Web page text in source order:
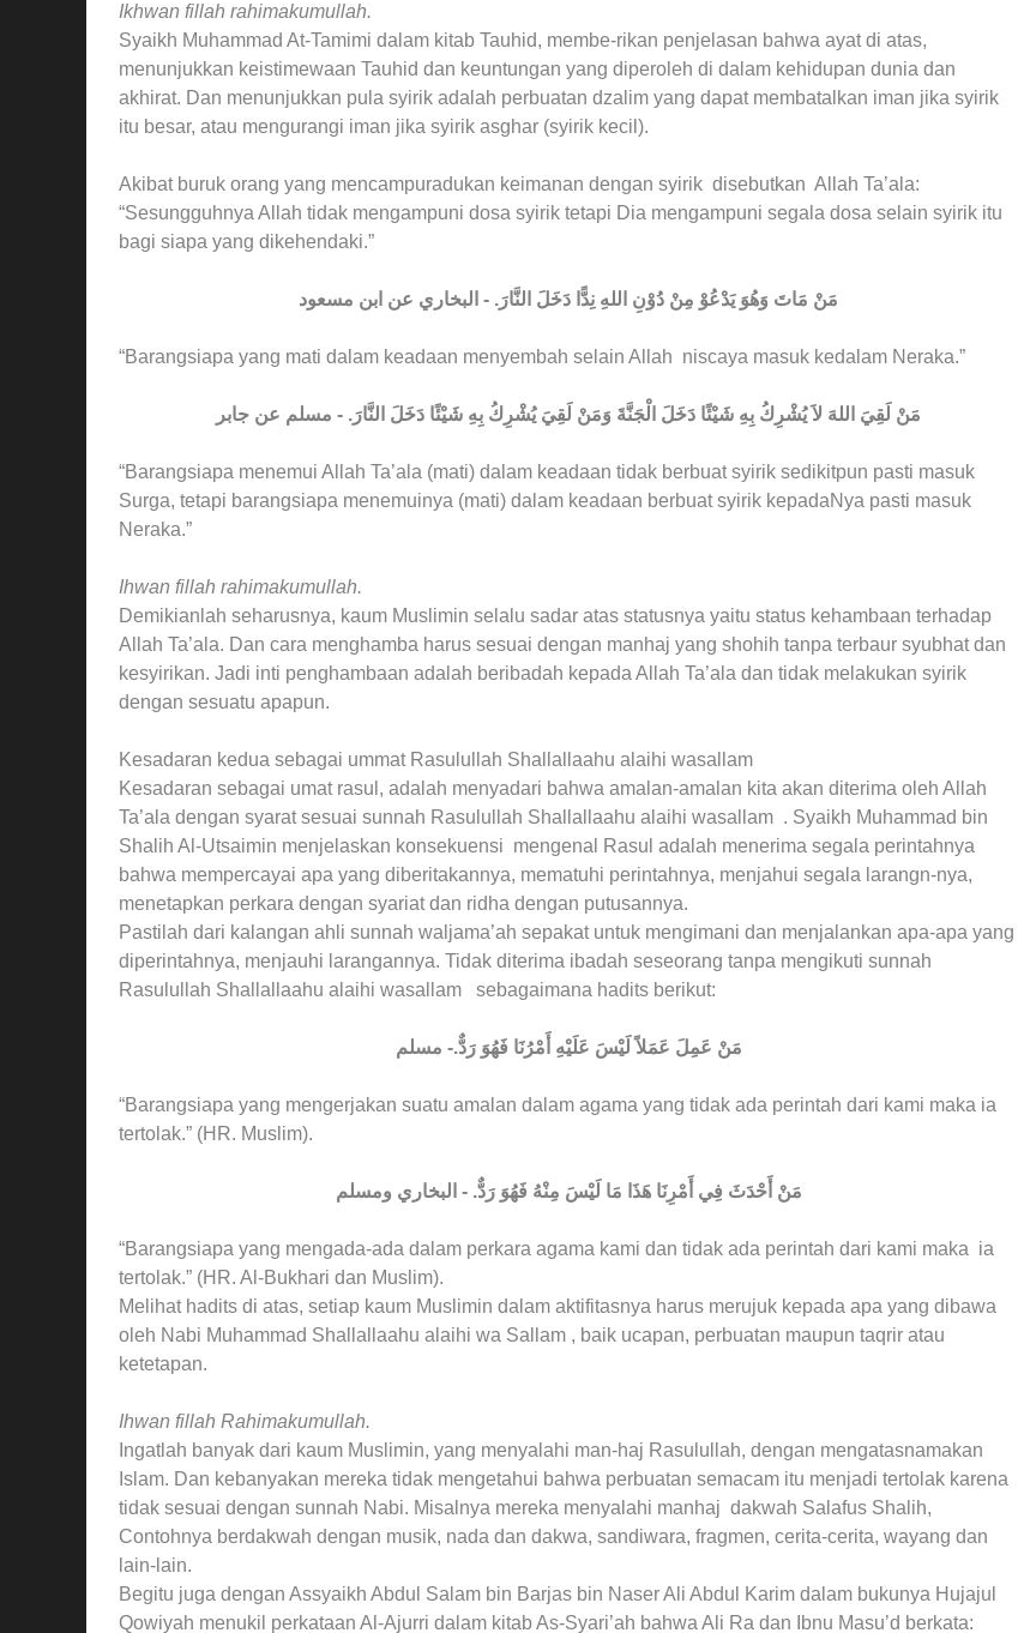
Ikhwan fillah rahimakumullah.
Syaikh Muhammad At-Tamimi dalam kitab Tauhid, membe-rikan penjelasan bahwa ayat di atas,
menunjukkan keistimewaan Tauhid dan keuntungan yang diperoleh di dalam kehidupan dunia dan
akhirat. Dan menunjukkan pula syirik adalah perbuatan dzalim yang dapat membatalkan iman jika syirik
itu besar, atau mengurangi iman jika syirik asghar (syirik kecil).
Akibat buruk orang yang mencampuradukan keimanan dengan syirik disebutkan Allah Ta’ala:
“Sesungguhnya Allah tidak mengampuni dosa syirik tetapi Dia mengampuni segala dosa selain syirik itu
bagi siapa yang dikehendaki.”
مَنْ مَاتَ وَهُوَ يَدْعُوْ مِنْ دُوْنِ اللهِ نِدًّا دَخَلَ النَّارَ. - البخاري عن ابن مسعود
“Barangsiapa yang mati dalam keadaan menyembah selain Allah niscaya masuk kedalam Neraka.”
مَنْ لَقِيَ اللهَ لاَ يُشْرِكُ بِهِ شَيْئًا دَخَلَ الْجَنَّةَ وَمَنْ لَقِيَ يُشْرِكُ بِهِ شَيْئًا دَخَلَ النَّارَ. - مسلم عن جابر
“Barangsiapa menemui Allah Ta’ala (mati) dalam keadaan tidak berbuat syirik sedikitpun pasti masuk
Surga, tetapi barangsiapa menemuinya (mati) dalam keadaan berbuat syirik kepadaNya pasti masuk
Neraka.”
Ihwan fillah rahimakumullah.
Demikianlah seharusnya, kaum Muslimin selalu sadar atas statusnya yaitu status kehambaan terhadap
Allah Ta’ala. Dan cara menghamba harus sesuai dengan manhaj yang shohih tanpa terbaur syubhat dan
kesyirikan. Jadi inti penghambaan adalah beribadah kepada Allah Ta’ala dan tidak melakukan syirik
dengan sesuatu apapun.
Kesadaran kedua sebagai ummat Rasulullah Shallallaahu alaihi wasallam
Kesadaran sebagai umat rasul, adalah menyadari bahwa amalan-amalan kita akan diterima oleh Allah
Ta’ala dengan syarat sesuai sunnah Rasulullah Shallallaahu alaihi wasallam . Syaikh Muhammad bin
Shalih Al-Utsaimin menjelaskan konsekuensi mengenal Rasul adalah menerima segala perintahnya
bahwa mempercayai apa yang diberitakannya, mematuhi perintahnya, menjahui segala larangn-nya,
menetapkan perkara dengan syariat dan ridha dengan putusannya.
Pastilah dari kalangan ahli sunnah waljama’ah sepakat untuk mengimani dan menjalankan apa-apa yang
diperintahnya, menjauhi larangannya. Tidak diterima ibadah seseorang tanpa mengikuti sunnah
Rasulullah Shallallaahu alaihi wasallam sebagaimana hadits berikut:
مَنْ عَمِلَ عَمَلاً لَيْسَ عَلَيْهِ أَمْرُنَا فَهُوَ رَدٌّ.- مسلم
“Barangsiapa yang mengerjakan suatu amalan dalam agama yang tidak ada perintah dari kami maka ia
tertolak.” (HR. Muslim).
مَنْ أَحْدَثَ فِي أَمْرِنَا هَذَا مَا لَيْسَ مِنْهُ فَهُوَ رَدٌّ. - البخاري ومسلم
“Barangsiapa yang mengada-ada dalam perkara agama kami dan tidak ada perintah dari kami maka ia
tertolak.” (HR. Al-Bukhari dan Muslim).
Melihat hadits di atas, setiap kaum Muslimin dalam aktifitasnya harus merujuk kepada apa yang dibawa
oleh Nabi Muhammad Shallallaahu alaihi wa Sallam , baik ucapan, perbuatan maupun taqrir atau
ketetapan.
Ihwan fillah Rahimakumullah.
Ingatlah banyak dari kaum Muslimin, yang menyalahi man-haj Rasulullah, dengan mengatasnamakan
Islam. Dan kebanyakan mereka tidak mengetahui bahwa perbuatan semacam itu menjadi tertolak karena
tidak sesuai dengan sunnah Nabi. Misalnya mereka menyalahi manhaj dakwah Salafus Shalih,
Contohnya berdakwah dengan musik, nada dan dakwa, sandiwara, fragmen, cerita-cerita, wayang dan
lain-lain.
Begitu juga dengan Assyaikh Abdul Salam bin Barjas bin Naser Ali Abdul Karim dalam bukunya Hujajul
Qowiyah menukil perkataan Al-Ajurri dalam kitab As-Syari’ah bahwa Ali Ra dan Ibnu Masu’d berkata: